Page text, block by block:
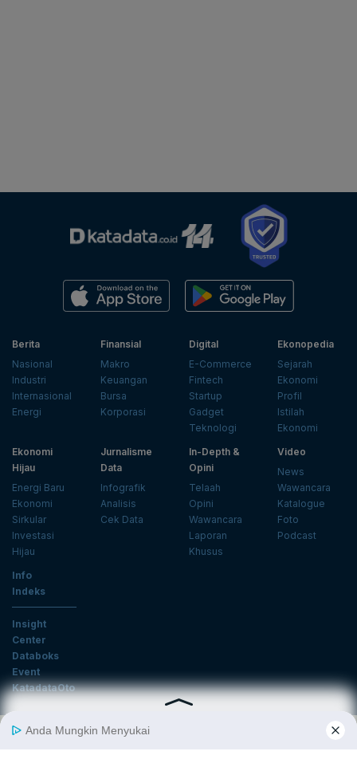
Berita
Nasional
Industri
Internasional
Energi
Finansial
Makro
Keuangan
Bursa
Korporasi
Digital
E-Commerce
Fintech
Startup
Gadget
Teknologi
Ekonopedia
Sejarah
Ekonomi
Profil
Istilah
Ekonomi
Ekonomi
Hijau
Energi Baru
Ekonomi
Sirkular
Investasi
Hijau
Jurnalisme
Data
Infografik
Analisis
Cek Data
In-Depth &
Opini
Telaah
Opini
Wawancara
Laporan
Khusus
Video
News
Wawancara
Katalogue
Foto
Podcast
Info
Indeks
Insight
Center
Databoks
Event
KatadataOto
Langganan Newsletter